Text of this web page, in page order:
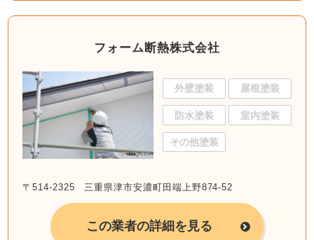
フォーム断熱株式会社
外壁塗装 屋根塗装
防水塗装 室内塗装
その他塗装
〒514-2325 三重県津市安濃町田端上野874-52
この業者の詳細を見る